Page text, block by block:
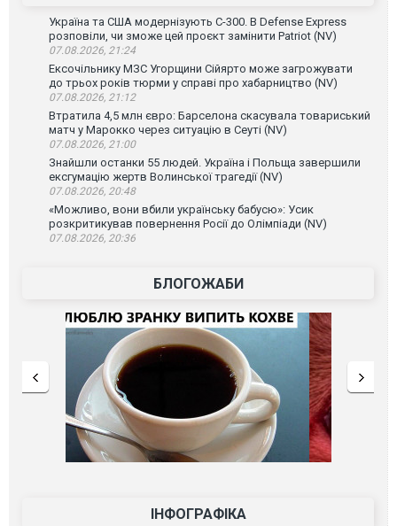
Україна та США модернізують С-300. В Defense Express
розповіли, чи зможе цей проєкт замінити Patriot (NV)
07.08.2026, 21:24
Ексочільнику МЗС Угорщини Сійярто може загрожувати
до трьох років тюрми у справі про хабарництво (NV)
07.08.2026, 21:12
Втратила 4,5 млн євро: Барселона скасувала товариський
матч у Марокко через ситуацію в Сеуті (NV)
07.08.2026, 21:00
Знайшли останки 55 людей. Україна і Польща завершили
ексгумацію жертв Волинської трагедії (NV)
07.08.2026, 20:48
«Можливо, вони вбили українську бабусю»: Усик
розкритикував повернення Росії до Олімпіади (NV)
07.08.2026, 20:36
БЛОГОЖАБИ
ІНФОГРАФІКА